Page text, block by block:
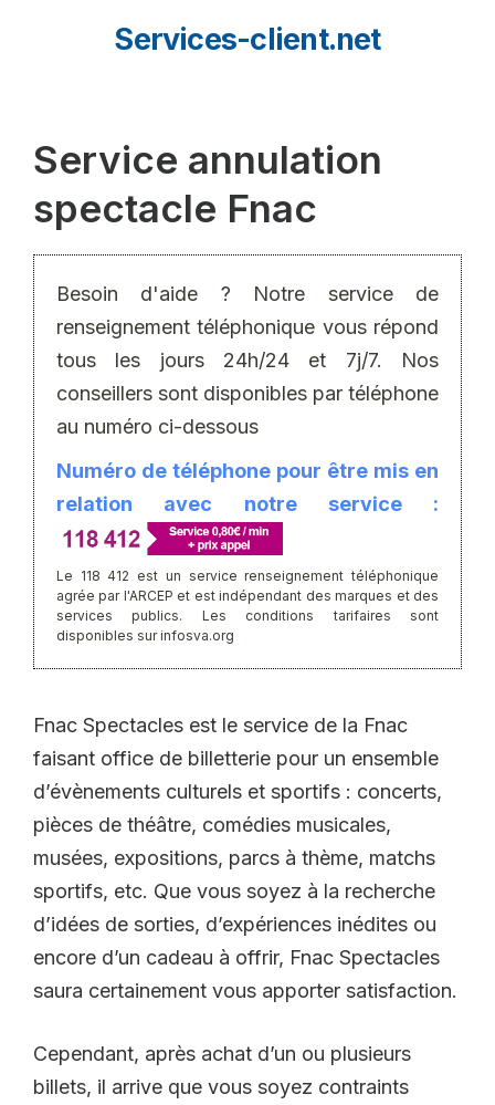
Services-client.net
Service annulation
spectacle Fnac
Besoin d'aide ? Notre service de
renseignement téléphonique vous répond
tous les jours 24h/24 et 7j/7. Nos
conseillers sont disponibles par téléphone
au numéro ci-dessous
Numéro de téléphone pour être mis en
relation avec notre service :
Le 118 412 est un service renseignement téléphonique
agrée par l'ARCEP et est indépendant des marques et des
services publics. Les conditions tarifaires sont
disponibles sur infosva.org
Fnac Spectacles est le service de la Fnac
faisant office de billetterie pour un ensemble
d’évènements culturels et sportifs : concerts,
pièces de théâtre, comédies musicales,
musées, expositions, parcs à thème, matchs
sportifs, etc. Que vous soyez à la recherche
d’idées de sorties, d’expériences inédites ou
encore d’un cadeau à offrir, Fnac Spectacles
saura certainement vous apporter satisfaction.
Cependant, après achat d’un ou plusieurs
billets, il arrive que vous soyez contraints